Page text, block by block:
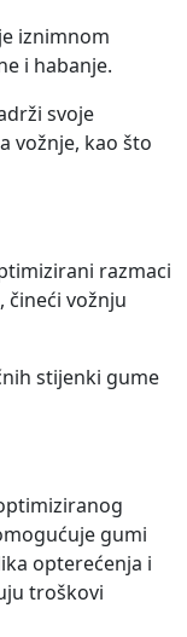
iznimnom
i habanje.
svoje
vožnje, kao što
razmaci
vožnju
stijenki gume
gumi
opterećenja i
troškovi